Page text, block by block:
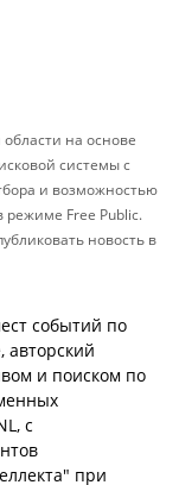
на основе
системы с
и возможностью
режиме Free Public.
новость в
событий по
авторский
и поиском по
с
при